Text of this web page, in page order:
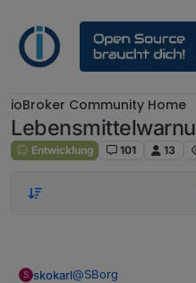
ioBroker Community Home
Entwicklung 101 13
S skokarl@SBorg